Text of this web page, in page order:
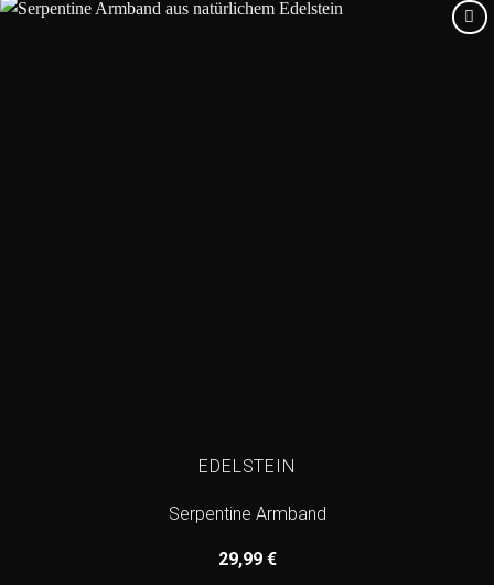
EDELSTEIN
Serpentine Armband
29,99 €